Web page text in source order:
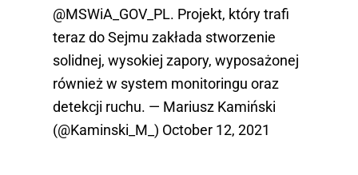
@MSWiA_GOV_PL. Projekt, który trafi
teraz do Sejmu zakłada stworzenie
solidnej, wysokiej zapory, wyposażonej
również w system monitoringu oraz
detekcji ruchu. — Mariusz Kamiński
(@Kaminski_M_) October 12, 2021